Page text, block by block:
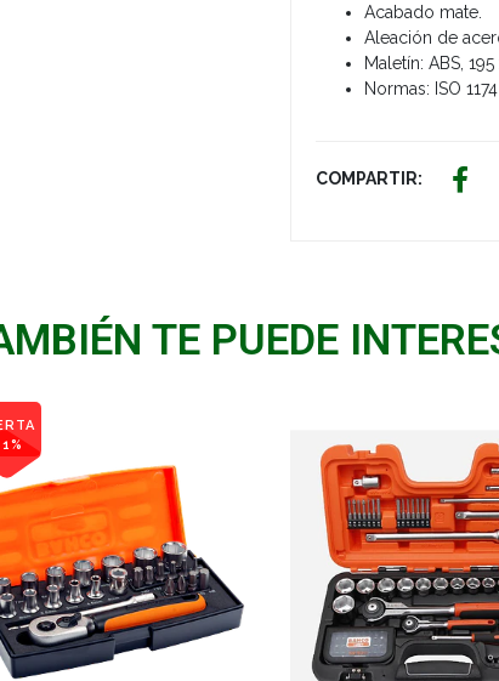
Acabado mate.
Aleación de
Maletín: ABS,
Normas: ISO
COMPARTIR:
TE PUEDE